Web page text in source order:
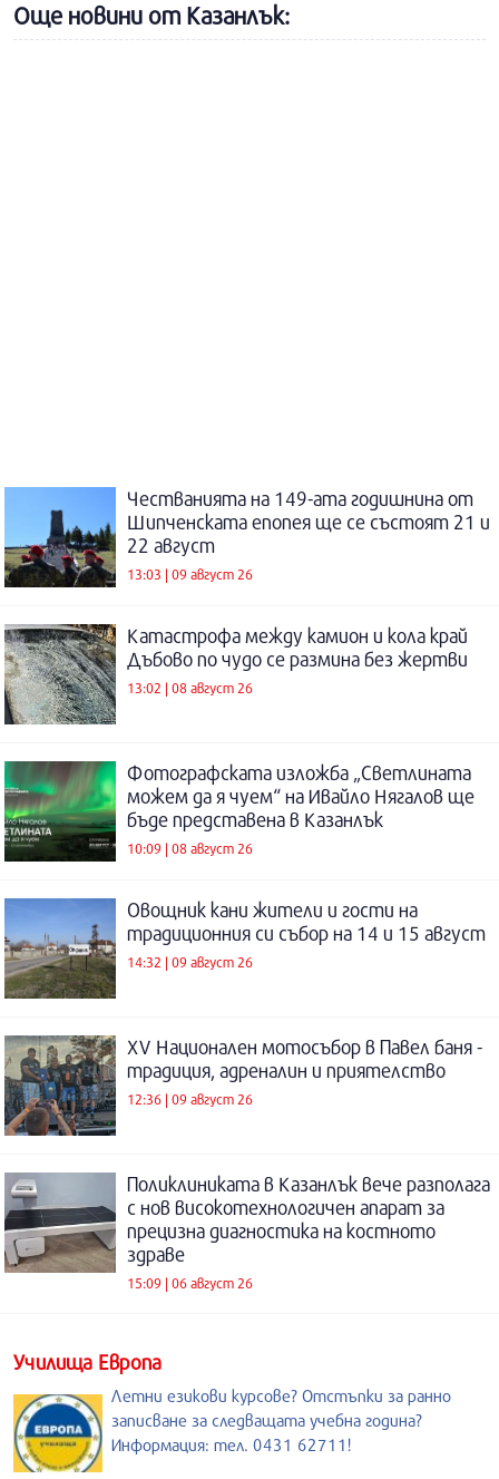
Още новини от Казанлък:
Честванията на 149-ата годишнина от
Шипченската епопея ще се състоят 21 и
22 август
13:03 | 09 август 26
Катастрофа между камион и кола край
Дъбово по чудо се размина без жертви
13:02 | 08 август 26
Фотографската изложба „Светлината
можем да я чуем“ на Ивайло Нягалов ще
бъде представена в Казанлък
10:09 | 08 август 26
Овощник кани жители и гости на
традиционния си събор на 14 и 15 август
14:32 | 09 август 26
XV Национален мотосъбор в Павел баня -
традиция, адреналин и приятелство
12:36 | 09 август 26
Поликлиниката в Казанлък вече разполага
с нов високотехнологичен апарат за
прецизна диагностика на костното
здраве
15:09 | 06 август 26
Училища Европа
Летни езикови курсове? Отстъпки за ранно
записване за следващата учебна година?
Информация: тел. 0431 62711!